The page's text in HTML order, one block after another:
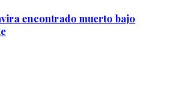
encontrado muerto bajo